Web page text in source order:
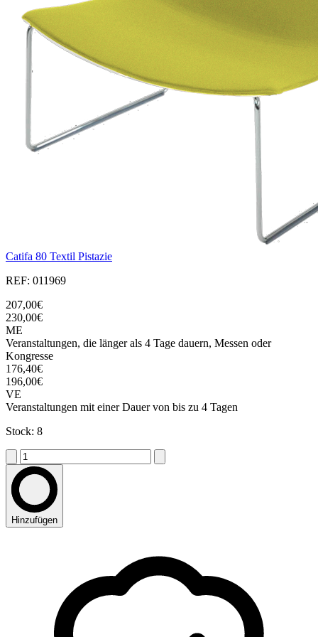
Catifa 80 Textil Pistazie
REF: 011969
207,00€
230,00€
ME
Veranstaltungen, die länger als 4 Tage dauern, Messen oder
Kongresse
176,40€
196,00€
VE
Veranstaltungen mit einer Dauer von bis zu 4 Tagen
Stock: 8
Hinzufügen